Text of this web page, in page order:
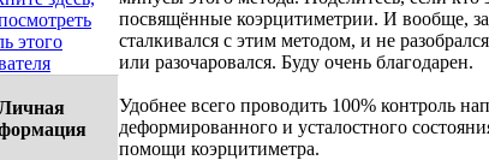
посвящённые коэрцитиметрии. И вообще,
сталкивался с этим методом, и не
или разочаровался. Буду очень благодарен.
Удобнее всего проводить 100% контроль
деформированного и усталостного
помощи коэрцитиметра.